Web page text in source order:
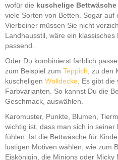
wofür die kuschelige Bettwäsche
viele Sorten von Betten. Sogar auf
Vierbeiner müssen Sie nicht
Landhausstil, wäre ein
passend.
Oder Du kombinierst farblich
zum Beispiel zum Teppich , zu den
kuscheligen Wolldecke . Es gibt
Farbvarianten. So kannst Du die
Geschmack, auswählen.
Karomuster, Punkte, Blumen,
wichtig ist, dass man sich in
fühlen. Ist die Bettwäsche für
lustigen Motiven wählen, wie zum
Eiskönigin, die Minions oder Micky